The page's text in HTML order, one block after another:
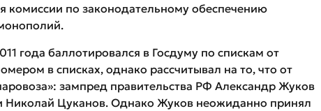
комиссии по законодательному обеспечению
года баллотировался в Госдуму по спискам от
в списках, однако рассчитывал на то, что от
зампред правительства РФ Александр Жуков
Николай Цуканов. Однако Жуков неожиданно принял